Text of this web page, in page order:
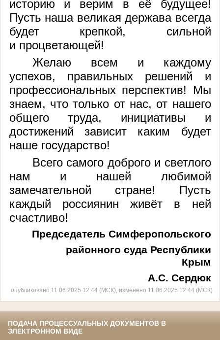
историю и верим в её будущее!
Пусть наша великая держава всегда
будет крепкой, сильной
и процветающей!
Желаю всем и каждому
успехов, правильных решений и
профессиональных перспектив! Мы
знаем, что только от нас, от нашего
общего труда, инициативы и
достижений зависит каким будет
наше государство!
Всего самого доброго и светлого
нам и нашей любимой
замечательной стране! Пусть
каждый россиянин живёт в ней
счастливо!
Председатель Симферопольского
районного суда Республики
Крым
А.С. Сердюк
опубликовано 11.06.2025 12:44 (МСК), изменено 11.06.2025 12:44 (МСК)
ПОДАЧА ПРОЦЕССУАЛЬНЫХ ДОКУМЕНТОВ В
ЭЛЕКТРОННОМ ВИДЕ